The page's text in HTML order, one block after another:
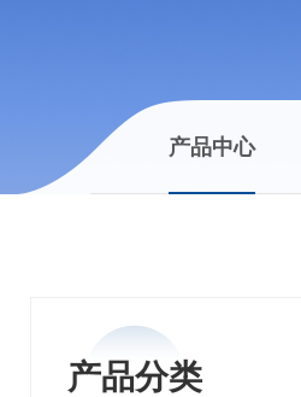
产品中心
产品分类